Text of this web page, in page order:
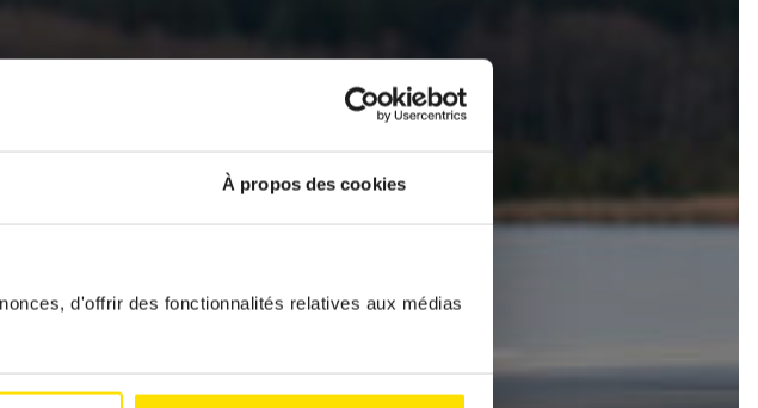
À propos des cookies
d'offrir des fonctionnalités relatives aux médias